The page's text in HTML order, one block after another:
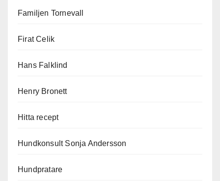
Familjen Tornevall
Firat Celik
Hans Falklind
Henry Bronett
Hitta recept
Hundkonsult Sonja Andersson
Hundpratare